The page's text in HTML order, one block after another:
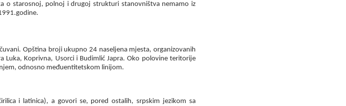
o starosnoj, polnoj i drugoj strukturi stanovništva nemamo iz
godine.
Opština broji ukupno 24 naseljena mjesta, organizovanih
Luka, Koprivna, Usorci i Budimlić Japra. Oko polovine teritorije
odnosno međuentitetskom linijom.
i latinica), a govori se, pored ostalih, srpskim jezikom sa